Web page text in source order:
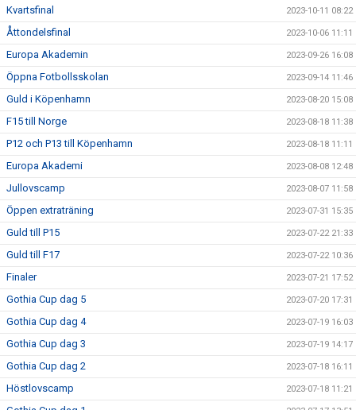
Kvartsfinal 2023-10-11 08:22
Åttondelsfinal 2023-10-06 11:11
Europa Akademin 2023-09-26 16:08
Öppna Fotbollsskolan 2023-09-14 11:46
Guld i Köpenhamn 2023-08-20 15:08
F15 till Norge 2023-08-18 11:38
P12 och P13 till Köpenhamn 2023-08-18 11:11
Europa Akademi 2023-08-08 12:48
Jullovscamp 2023-08-07 11:58
Öppen extraträning 2023-07-31 15:35
Guld till P15 2023-07-22 21:33
Guld till F17 2023-07-22 10:36
Finaler 2023-07-21 17:52
Gothia Cup dag 5 2023-07-20 17:31
Gothia Cup dag 4 2023-07-19 16:03
Gothia Cup dag 3 2023-07-19 14:17
Gothia Cup dag 2 2023-07-18 16:11
Höstlovscamp 2023-07-18 11:21